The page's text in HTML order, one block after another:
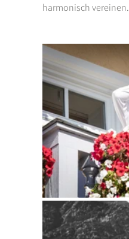
harmonisch vereinen.